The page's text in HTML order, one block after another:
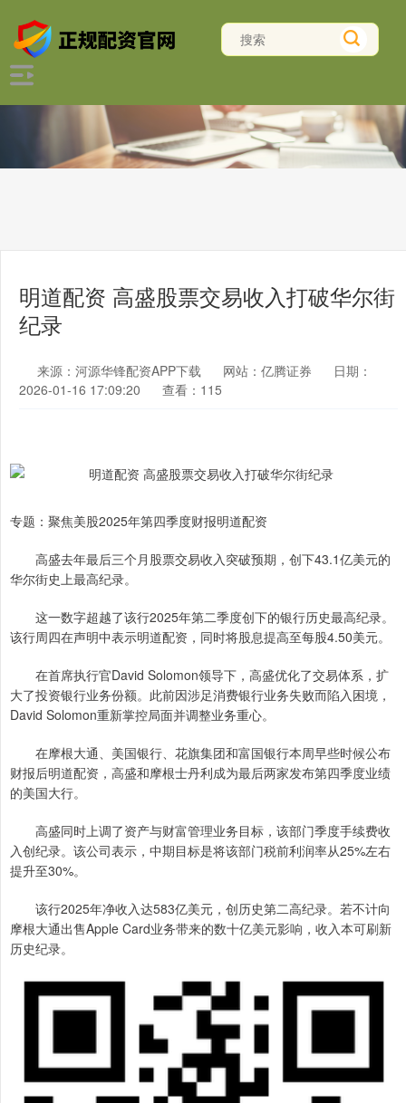
明道配资 高盛股票交易收入打破华尔街
纪录
来源：河源华锋配资APP下载 网站：亿腾证券
日期：
2026-01-16 17:09:20
查看：115
专题：聚焦美股2025年第四季度财报明道配资
高盛去年最后三个月股票交易收入突破预期，创下43.1亿美元的
华尔街史上最高纪录。
这一数字超越了该行2025年第二季度创下的银行历史最高纪录。
该行周四在声明中表示明道配资，同时将股息提高至每股4.50美元。
在首席执行官David Solomon领导下，高盛优化了交易体系，扩
大了投资银行业务份额。此前因涉足消费银行业务失败而陷入困境，
David Solomon重新掌控局面并调整业务重心。
在摩根大通、美国银行、花旗集团和富国银行本周早些时候公布
财报后明道配资，高盛和摩根士丹利成为最后两家发布第四季度业绩
的美国大行。
高盛同时上调了资产与财富管理业务目标，该部门季度手续费收
入创纪录。该公司表示，中期目标是将该部门税前利润率从25%左右
提升至30%。
该行2025年净收入达583亿美元，创历史第二高纪录。若不计向
摩根大通出售Apple Card业务带来的数十亿美元影响，收入本可刷新
历史纪录。